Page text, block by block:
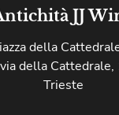
JJ
della
della Cattedrale,
Trieste